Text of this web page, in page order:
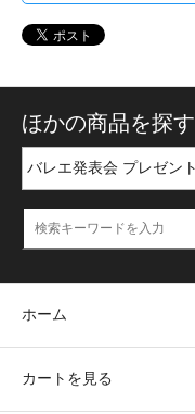
ほかの商品を探す
ホーム
カートを見る